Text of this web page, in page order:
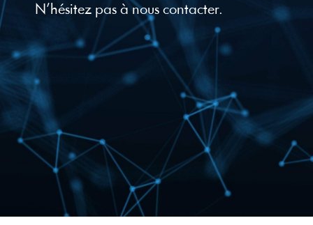
N’hésitez pas à nous contacter.